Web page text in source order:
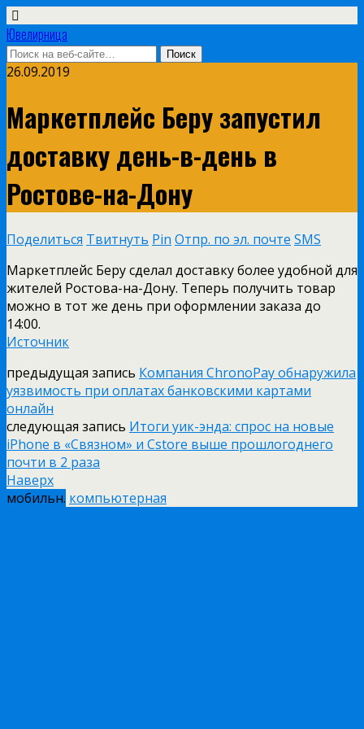
Ювелирница
26.09.2019
Маркетплейс Беру запустил
доставку день-в-день в
Ростове-на-Дону
Поделиться Твитнуть Pin Отпр. по эл. почте SMS
Маркетплейс Беру сделал доставку более удобной для
жителей Ростова-на-Дону. Теперь получить товар
можно в тот же день при оформлении заказа до
14:00.
Источник
предыдущая запись Компания ChronoPay обнаружила
уязвимость при оплатах банковскими картами
онлайн
следующая запись Итоги уик-энда: спрос на новые
iPhone в «Связном» и Cstore выше прошлогоднего
почти в 2 раза
Наверх
мобильн. компьютерная